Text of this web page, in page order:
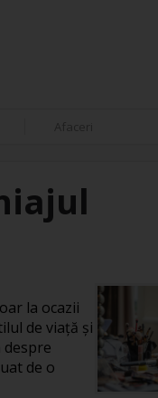
la ocazii
de viață și
de o